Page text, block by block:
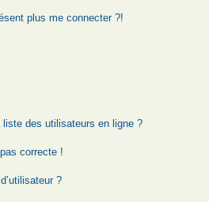
plus me connecter ?!
liste des utilisateurs en ligne ?
correcte !
?